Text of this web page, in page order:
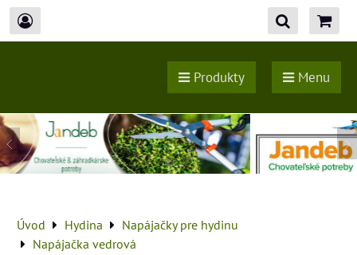
Produkty Menu
Úvod Hydina
Napájačky pre hydinu
Napájačka vedrová